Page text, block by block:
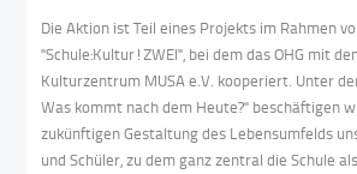
Die Aktion ist Teil eines Projekts im Rahmen
"Schule:Kultur!ZWEI", bei dem das OHG mit
Kulturzentrum MUSA e.V. kooperiert. Unter
Was kommt nach dem Heute?" beschäftigen
zukünftigen Gestaltung des Lebensumfelds
und Schüler, zu dem ganz zentral die Schule